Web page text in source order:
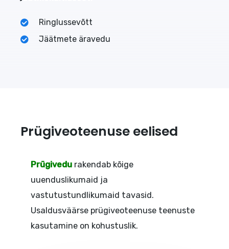
Ringlussevõtt
Jäätmete äravedu
Prügiveoteenuse eelised
Prügivedu rakendab kõige
uuenduslikumaid ja
vastutustundlikumaid tavasid.
Usaldusväärse prügiveoteenuse teenuste
kasutamine on kohustuslik.